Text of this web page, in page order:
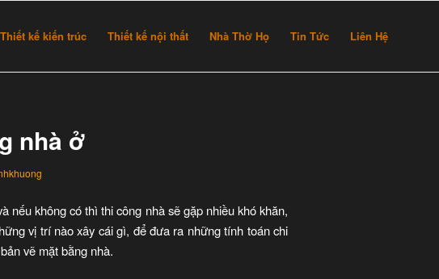
Thiết kế kiến trúc Thiết kế nội thất Nhà Thờ Họ Tin Tức Liên Hệ
nhà ở
nếu không có thì thi công nhà sẽ gặp nhiều khó khăn,
vị trí nào xây cái gì, để đưa ra những tính toán chi
vẽ mặt bằng nhà.